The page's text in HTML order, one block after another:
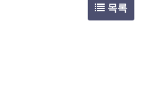
목록